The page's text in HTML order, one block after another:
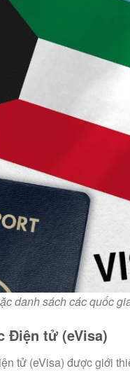
danh sách các quốc
Điện tử (eVisa)
tử (eVisa) được giới